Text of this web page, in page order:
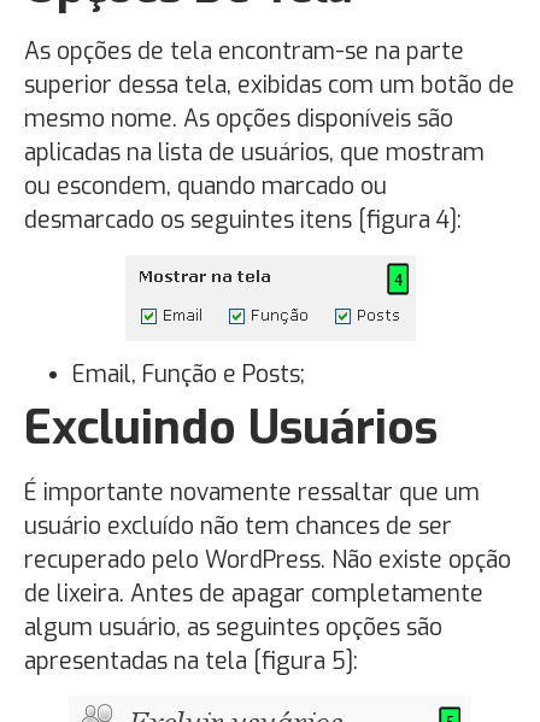
As opções de tela encontram-se na parte
superior dessa tela, exibidas com um botão de
mesmo nome. As opções disponíveis são
aplicadas na lista de usuários, que mostram
ou escondem, quando marcado ou
desmarcado os seguintes itens [figura 4]:
Email, Função e Posts;
Excluindo Usuários
É importante novamente ressaltar que um
usuário excluído não tem chances de ser
recuperado pelo WordPress. Não existe opção
de lixeira. Antes de apagar completamente
algum usuário, as seguintes opções são
apresentadas na tela [figura 5]: